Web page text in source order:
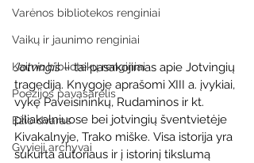
Varėnos bibliotekos renginiai
Vaikų ir jaunimo renginiai
Kaimo bibliotekų renginiai
Poezijos pavasarėlis
Ežio dvaras
Gyvieji archyvai
Jotvingis – tai pasakojimas apie Jotvingių
tragediją. Knygoje aprašomi XIII a. įvykiai,
vykę Paveisininkų, Rudaminos ir kt.
piliakalniuose bei jotvingių šventvietėje
Kivakalnyje, Trako miške. Visa istorija yra
sukurta autoriaus ir į istorinį tikslumą